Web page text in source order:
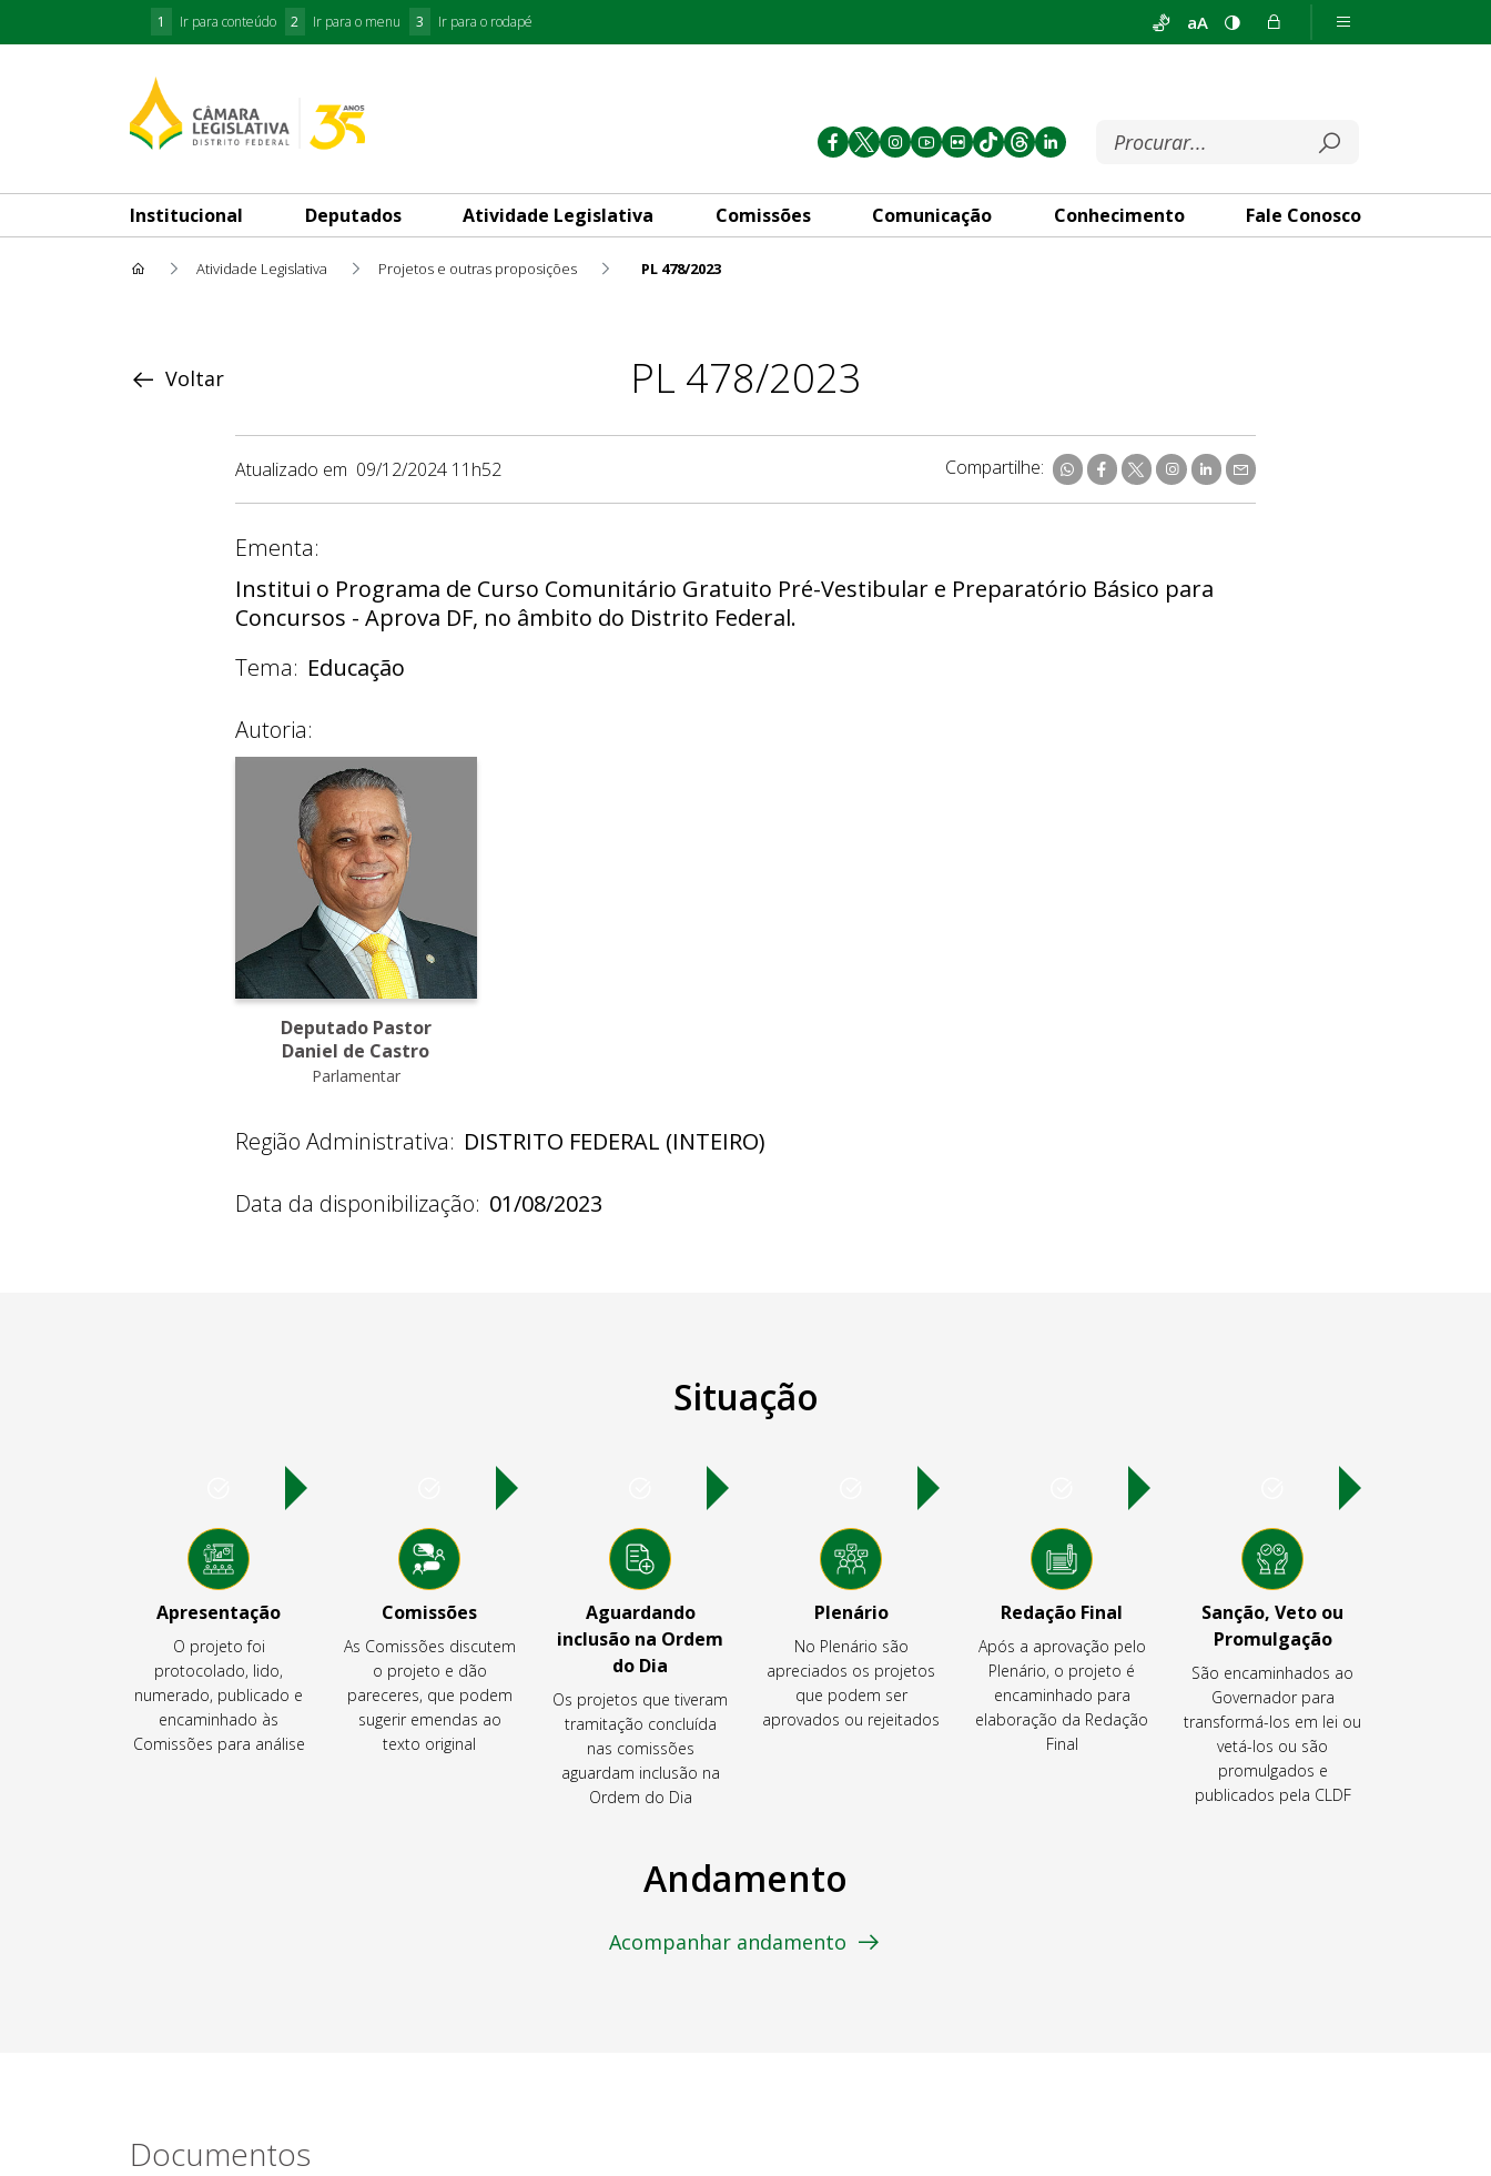
1 Ir para conteúdo 2 Ir para o menu 3 Ir para o rodapé aA
Institucional Deputados Atividade Legislativa Comissões Comunicação Conhecimento Fale Conosco
Atividade Legislativa Projetos e outras proposições PL 478/2023
PL 478/2023
Voltar
Atualizado em 09/12/2024 11h52 Compartilhe:
Ementa:
Institui o Programa de Curso Comunitário Gratuito Pré-Vestibular e Preparatório Básico para
Concursos - Aprova DF, no âmbito do Distrito Federal.
Tema: Educação
Autoria:
Deputado Pastor
Daniel de Castro
Parlamentar
Região Administrativa: DISTRITO FEDERAL (INTEIRO)
Data da disponibilização: 01/08/2023
Situação
Apresentação
O projeto foi
protocolado, lido,
numerado, publicado e
encaminhado às
Comissões para análise
Comissões
As Comissões discutem
o projeto e dão
pareceres, que podem
sugerir emendas ao
texto original
Aguardando
inclusão na Ordem
do Dia
Os projetos que tiveram
tramitação concluída
nas comissões
aguardam inclusão na
Ordem do Dia
Plenário
No Plenário são
apreciados os projetos
que podem ser
aprovados ou rejeitados
Redação Final
Após a aprovação pelo
Plenário, o projeto é
encaminhado para
elaboração da Redação
Final
Sanção, Veto ou
Promulgação
São encaminhados ao
Governador para
transformá-los em lei ou
vetá-los ou são
promulgados e
publicados pela CLDF
Andamento
Acompanhar andamento
Documentos